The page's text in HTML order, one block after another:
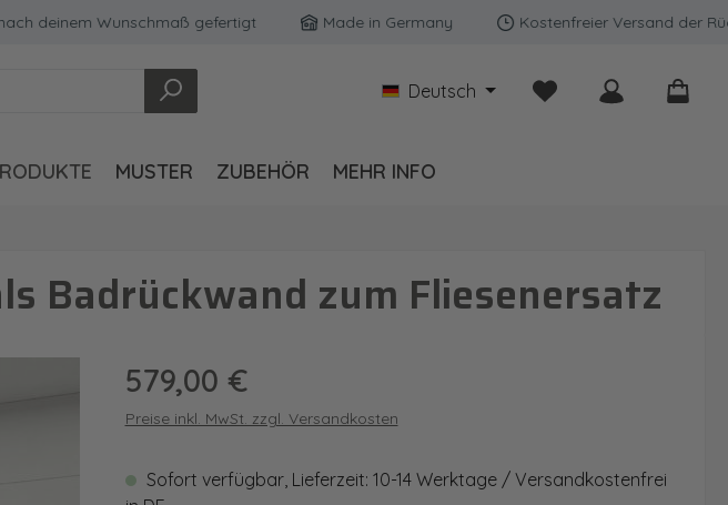
Wunschmaß gefertigt Made in Germany Kostenfreier Versand der
Deutsch Du hast 0 Produkte
MUSTER ZUBEHÖR MEHR INFO
Badrückwand zum Fliesenersatz
Regulärer Preis:
579,00 €
Preise inkl. MwSt. zzgl. Versandkosten
Sofort verfügbar, Lieferzeit: 10-14 Werktage / Versandkostenfrei